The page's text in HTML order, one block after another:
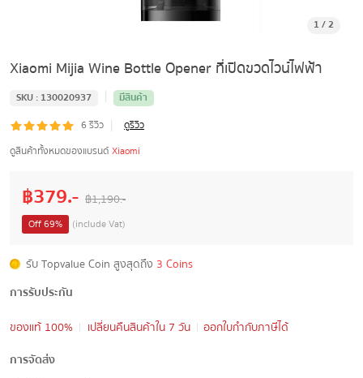
1 /2
Xiaomi Mijia Wine Bottle Opener ที่เปิดขวดไวน์ไฟฟ้า
SKU : 130020937 |
มีสินค้า
6 รีวิว |
ดูรีวิว
ดูสินค้าทั้งหมดของแบรนด์ Xiaomi
฿379.- ฿1,190.-
Off69% (include Vat)
รับ Topvalue Coin สูงสุดถึง 3 Coins
การรับประกัน
ของแท้ 100%
เปลี่ยนคืนสินค้าใน 7 วัน
ออกใบกำกับภาษีได้
การจัดส่ง